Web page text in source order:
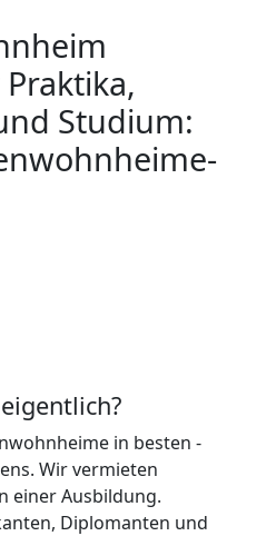
Studium:
in besten -
Wir vermieten
einer Ausbildung.
Diplomanten und